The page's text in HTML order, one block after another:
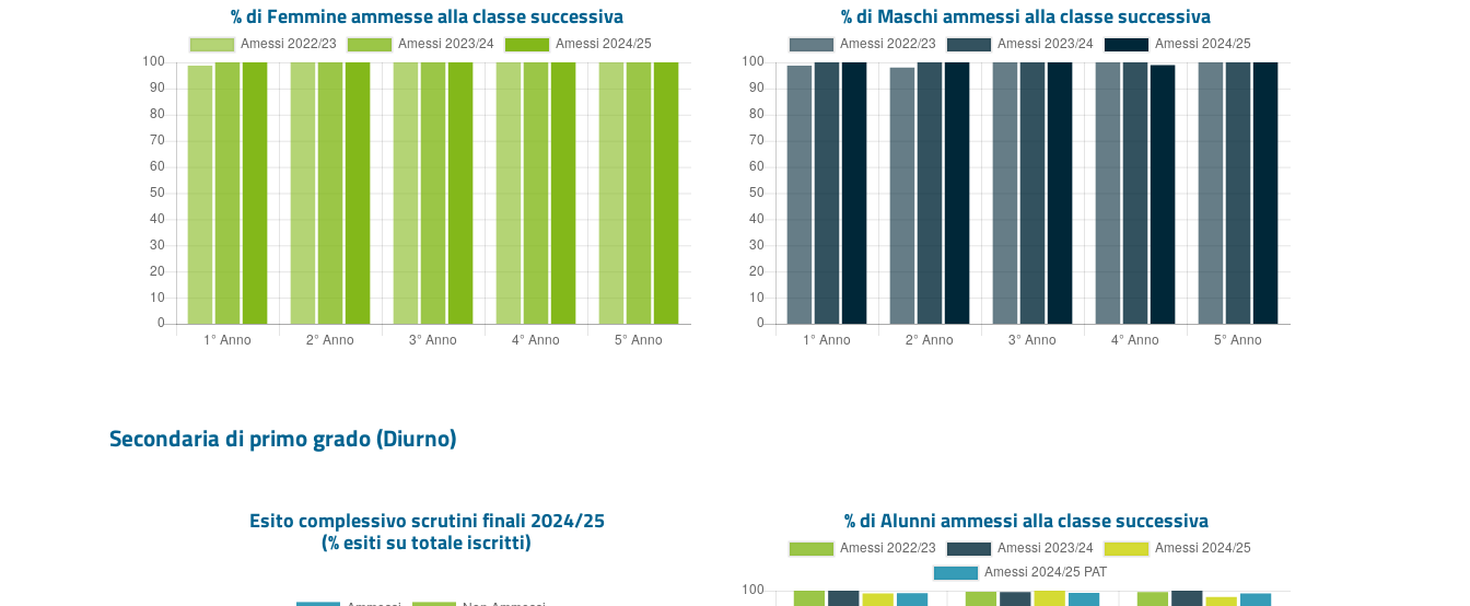
% di Femmine ammesse alla classe successiva % di Maschi ammessi alla classe successiva
Secondaria di primo grado (Diurno)
Esito complessivo scrutini finali 2024/25
(% esiti su totale iscritti)
% di Alunni ammessi alla classe successiva